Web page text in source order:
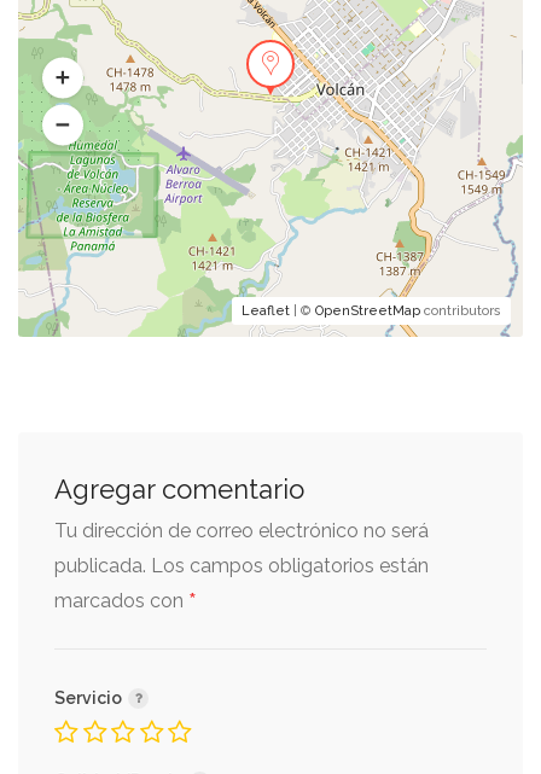
Leaflet | © OpenStreetMap contributors
Agregar comentario
Tu dirección de correo electrónico no será
publicada. Los campos obligatorios están
marcados con *
Servicio